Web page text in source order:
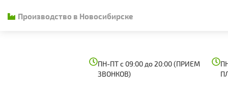
Производство в Новосибирске
ПН-ПТ с 09:00 до 20:00 (ПРИЕМ
ЗВОНКОВ)